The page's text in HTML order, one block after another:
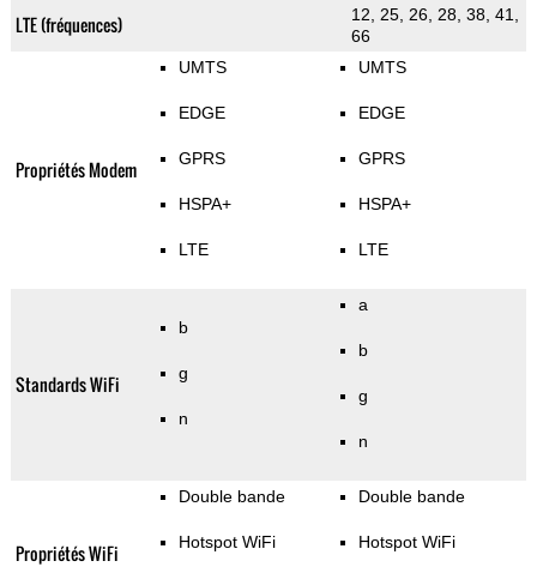
LTE (fréquences)
12, 25, 26, 28, 38, 41,
66
Propriétés Modem
UMTS
EDGE
GPRS
HSPA+
LTE
UMTS
EDGE
GPRS
HSPA+
LTE
Standards WiFi
b
g
n
a
b
g
n
Propriétés WiFi
Double bande
Hotspot WiFi
Double bande
Hotspot WiFi